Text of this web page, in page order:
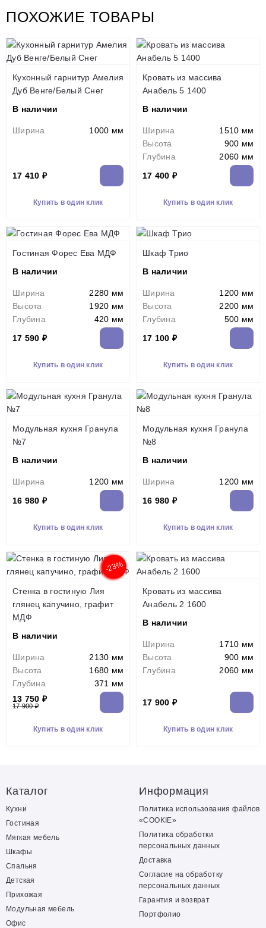
ПОХОЖИЕ ТОВАРЫ
Кухонный гарнитур Амелия
Дуб Венге/Белый Снег
В наличии
Ширина 1000 мм
17 410 ₽
Купить в один клик
Кровать из массива
Анабель 5 1400
В наличии
Ширина
1510 мм
Высота
900 мм
Глубина
2060 мм
17 400 ₽
Купить в один клик
Гостиная Форес Ева МДФ
В наличии
Ширина
2280 мм
Высота
1920 мм
Глубина
420 мм
17 590 ₽
Купить в один клик
Шкаф Трио
В наличии
Ширина
1200 мм
Высота
2200 мм
Глубина
500 мм
17 100 ₽
Купить в один клик
Модульная кухня Гранула
№7
В наличии
Ширина
1200 мм
16 980 ₽
Купить в один клик
Модульная кухня Гранула
№8
В наличии
Ширина
1200 мм
16 980 ₽
Купить в один клик
-23%
Стенка в гостиную Лия
глянец капучино, графит
МДФ
В наличии
Ширина
2130 мм
Высота
1680 мм
Глубина
371 мм
13 750 ₽
17 900 ₽
Купить в один клик
Кровать из массива
Анабель 2 1600
В наличии
Ширина
1710 мм
Высота
900 мм
Глубина
2060 мм
17 900 ₽
Купить в один клик
Каталог
Кухни
Гостиная
Мягкая мебель
Шкафы
Спальня
Детская
Прихожая
Модульная мебель
Офис
Информация
Политика использования файлов
«COOKIE»
Политика обработки
персональных данных
Доставка
Согласие на обработку
персональных данных
Гарантия и возврат
Портфолио